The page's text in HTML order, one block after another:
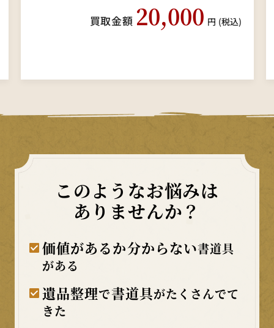
買取金額 20,000 円 (税込)
このようなお悩みは
ありませんか？
価値があるか分からない書道具
がある
遺品整理で書道具がたくさんでて
きた